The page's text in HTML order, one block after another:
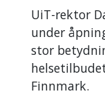
UiT-rektor
under
stor
Finnmark.